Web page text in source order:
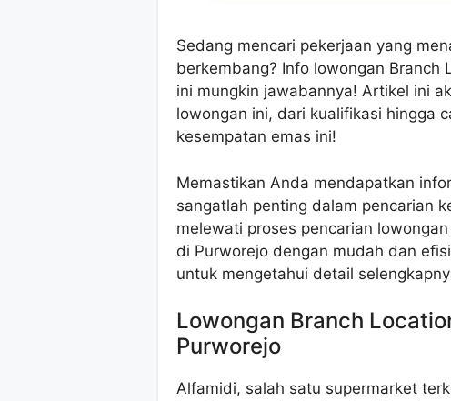
Sedang mencari pekerjaan yang
berkembang? Info lowongan
ini mungkin jawabannya! Artikel ini
lowongan ini, dari kualifikasi hingga
kesempatan emas ini!
Memastikan Anda mendapatkan
sangatlah penting dalam pencarian
melewati proses pencarian
di Purworejo dengan mudah dan
untuk mengetahui detail
Lowongan Branch
Purworejo
Alfamidi, salah satu supermarket